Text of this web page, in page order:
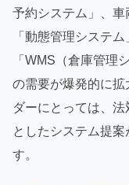
予約システム」、
「動態管理システ
「WMS（倉庫管理
の需要が爆発的に
ダーにとっては、
としたシステム提
す。